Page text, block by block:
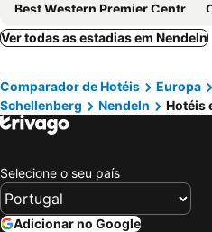
Best Western Premier Central Hotel Leonhard
Hotel Sonne
NIGHT INN Hotel Bahnhofcity Feldkirch
Hotel Restaurant Mohren
Hotel Restaurant Schlössli Sax
Hotel Säntis Lodge
Hotel Untertor by Maier - Self-Check-in
Laurin‘s
Ver todas as estadias em Nendeln
Comparador de Hotéis Europa
Schellenberg
Nendeln Hotéis
Selecione o seu país
Adicionar no Google